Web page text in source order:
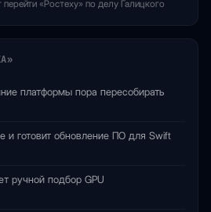
«Ростеху» по делу Галицкого
платформы пора пересобирать
и готовит обновление ПО для Swift
ручной подбор GPU